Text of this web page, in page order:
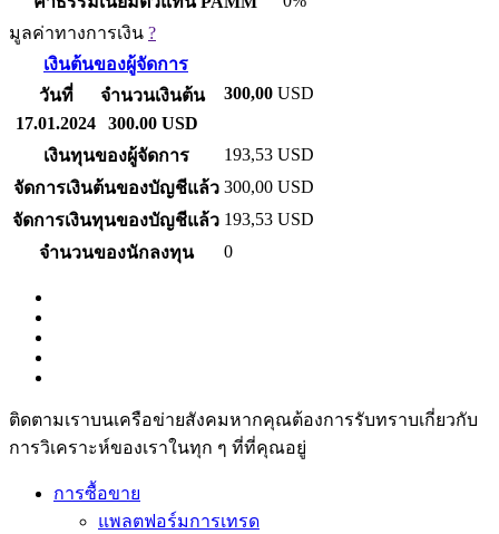
มูลค่าทางการเงิน ?
เงินต้นของผู้จัดการ
วันที่
จำนวนเงินต้น
17.01.2024
300.00 USD
300,00 USD
เงินทุนของผู้จัดการ 193,53 USD
จัดการเงินต้นของบัญชีแล้ว 300,00 USD
จัดการเงินทุนของบัญชีแล้ว 193,53 USD
จำนวนของนักลงทุน
0
ติดตามเราบนเครือข่ายสังคมหากคุณต้องการรับทราบเกี่ยวกับ
การวิเ­คราะห์ของเราในทุก ๆ ที่ที่คุณอยู่
การซื้อขาย
แพลตฟอร์มการเทรด